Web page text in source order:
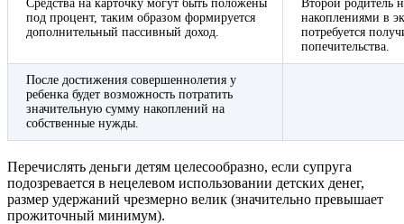
Средства на карточку могут быть положены
под процент, таким образом формируется
дополнительный пассивный доход.
Второй родитель
накоплениями в
потребуется
попечительства.
После достижения совершеннолетия у
ребенка будет возможность потратить
значительную сумму накоплений на
собственные нужды.
Перечислять деньги детям целесообразно, если супруга
подозревается в нецелевом использовании детских денег,
размер удержаний чрезмерно велик (значительно превышает
прожиточный минимум).